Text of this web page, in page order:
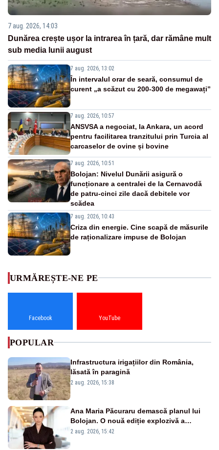
7 aug. 2026, 14:03
Dunărea crește ușor la intrarea în țară, dar rămâne mult
sub media lunii august
7 aug. 2026, 13:02
În intervalul orar de seară, consumul de
curent „a scăzut cu 200-300 de megawați”
7 aug. 2026, 10:57
ANSVSA a negociat, la Ankara, un acord
pentru facilitarea tranzitului prin Turcia al
carcaselor de ovine și bovine
7 aug. 2026, 10:51
Bolojan: Nivelul Dunării asigură o
funcționare a centralei de la Cernavodă
de patru-cinci zile dacă debitele vor
scădea
7 aug. 2026, 10:43
Criza din energie. Cine scapă de măsurile
de raționalizare impuse de Bolojan
URMĂREȘTE-NE PE
Facebook YouTube
POPULAR
Infrastructura irigațiilor din România,
lăsată în paragină
2 aug. 2026, 15:38
Ana Maria Păcuraru demască planul lui
Bolojan. O nouă ediție explozivă a
emisiunii „Miza Zilei” la Realitatea PLUS
2 aug. 2026, 15:42